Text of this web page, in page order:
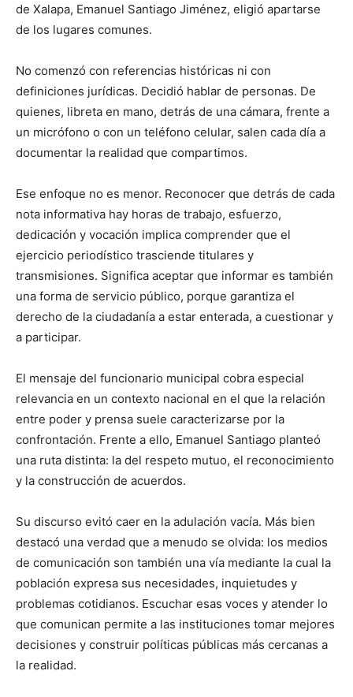
de Xalapa, Emanuel Santiago Jiménez, eligió apartarse
de los lugares comunes.
No comenzó con referencias históricas ni con
definiciones jurídicas. Decidió hablar de personas. De
quienes, libreta en mano, detrás de una cámara, frente a
un micrófono o con un teléfono celular, salen cada día a
documentar la realidad que compartimos.
Ese enfoque no es menor. Reconocer que detrás de cada
nota informativa hay horas de trabajo, esfuerzo,
dedicación y vocación implica comprender que el
ejercicio periodístico trasciende titulares y
transmisiones. Significa aceptar que informar es también
una forma de servicio público, porque garantiza el
derecho de la ciudadanía a estar enterada, a cuestionar y
a participar.
El mensaje del funcionario municipal cobra especial
relevancia en un contexto nacional en el que la relación
entre poder y prensa suele caracterizarse por la
confrontación. Frente a ello, Emanuel Santiago planteó
una ruta distinta: la del respeto mutuo, el reconocimiento
y la construcción de acuerdos.
Su discurso evitó caer en la adulación vacía. Más bien
destacó una verdad que a menudo se olvida: los medios
de comunicación son también una vía mediante la cual la
población expresa sus necesidades, inquietudes y
problemas cotidianos. Escuchar esas voces y atender lo
que comunican permite a las instituciones tomar mejores
decisiones y construir políticas públicas más cercanas a
la realidad.